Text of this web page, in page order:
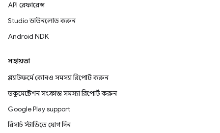
API রেফারেন্স
Studio ডাউনলোড করুন
Android NDK
সহায়তা
প্ল্যাটফর্মে কোনও সমস্যা রিপোর্ট করুন
ডকুমেন্টেশন সংক্রান্ত সমস্যা রিপোর্ট করুন
Google Play support
রিসার্চ স্টাডিতে যোগ দিন